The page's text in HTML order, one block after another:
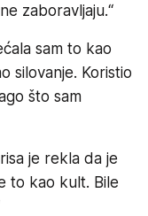
zaboravljaju.“
sam to kao
silovanje. Koristio
što sam
je rekla da je
to kao kult. Bile